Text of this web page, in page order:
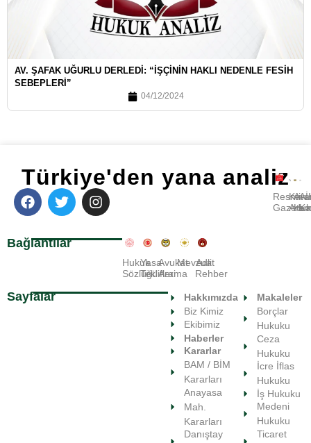
AV. ŞAFAK UĞURLU DERLEDI: “İŞÇININ HAKLI NEDENLE FESIH
SEBEPLERI”
04/12/2024
Türkiye'den yana analiz
Bağlantılar
Hukuk
Sözlüğü
Yasa
Teklifleri
Avukat
Arama
Mevzuat
Adli
Rehber
Resmi
Gazete
Sayfalar
Hakkımızda
Biz Kimiz
Ekibimiz
Haberler
Kararlar
BAM / BİM
Kararları
Anayasa
Mah.
Kararları
Danıştay
Makaleler
Borçlar
Hukuku
Ceza
Hukuku
İcre İflas
Hukuku
İş Hukuku
Medeni
Hukuku
Ticaret